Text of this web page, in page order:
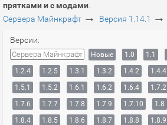
прятками и с модами
Сервера Майнкрафт → Версия 1.14.1 →
Версии:
Сервера Майнкрафт Новые 1.0 1.1
1.2.4
1.2.5 1.3.1 1.3.2 1.4.2 1.4.4
1.5.1
1.5.2 1.6.1 1.6.2 1.6.4 1.7.2
1.7.6
1.7.7 1.7.8 1.7.9 1.7.10 1.8
1.8.4
1.8.5 1.8.6 1.8.7 1.8.8 1.8.9